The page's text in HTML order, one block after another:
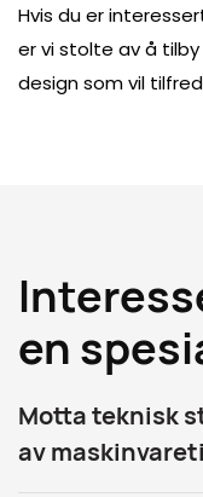
Hvis du er
er vi stolte av å
design som vil
en
Motta teknisk
av